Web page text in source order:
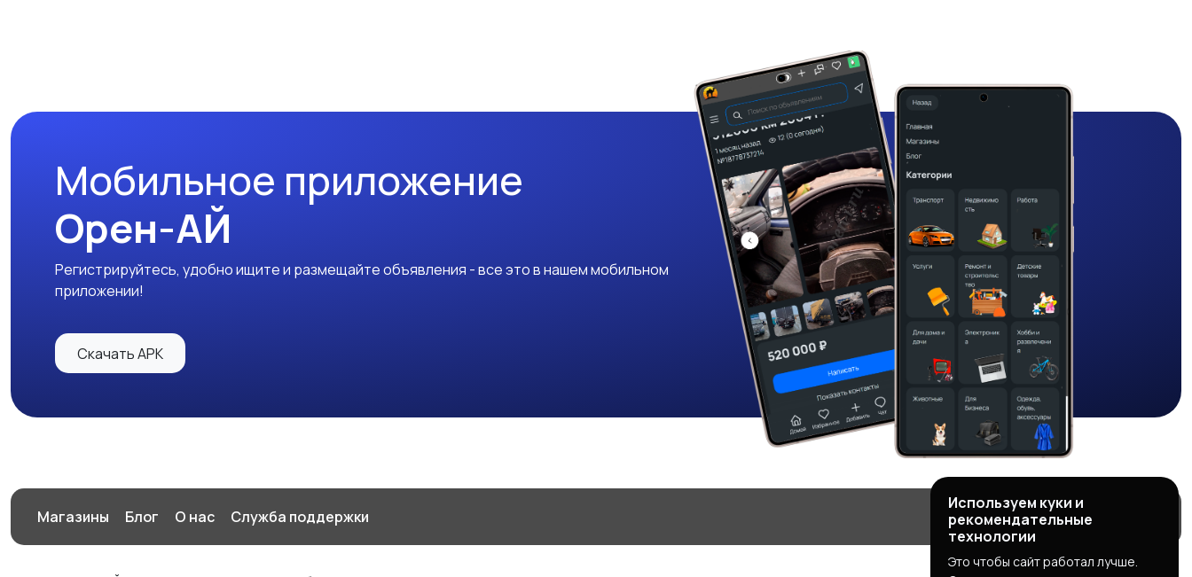
Мобильное приложение
Орен-АЙ
Регистрируйтесь, удобно ищите и размещайте объявления - все это в нашем мобильном
приложении!
Скачать APK
Магазины Блог О нас Служба поддержки
Используем куки и
рекомендательные
технологии
Это чтобы сайт работал лучше.